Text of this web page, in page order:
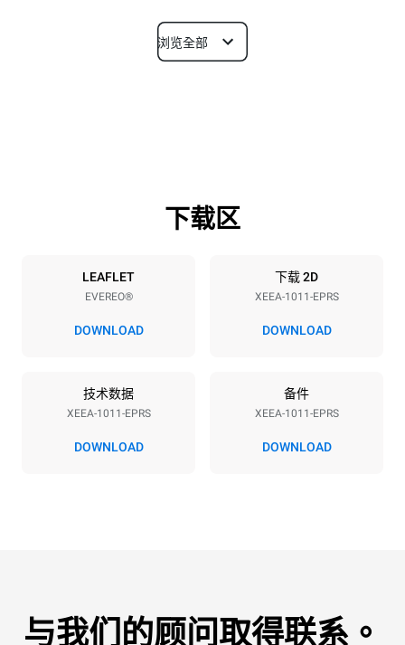
尺寸
烤盘规格
10 GN 1/1
烤盘间距
220-240V 1~ 2,9 kW
浏览全部
下载区
LEAFLET
EVEREO®
DOWNLOAD
下载 2D
XEEA-1011-EPRS
DOWNLOAD
技术数据
XEEA-1011-EPRS
DOWNLOAD
备件
XEEA-1011-EPRS
DOWNLOAD
与我们的顾问取得联系。